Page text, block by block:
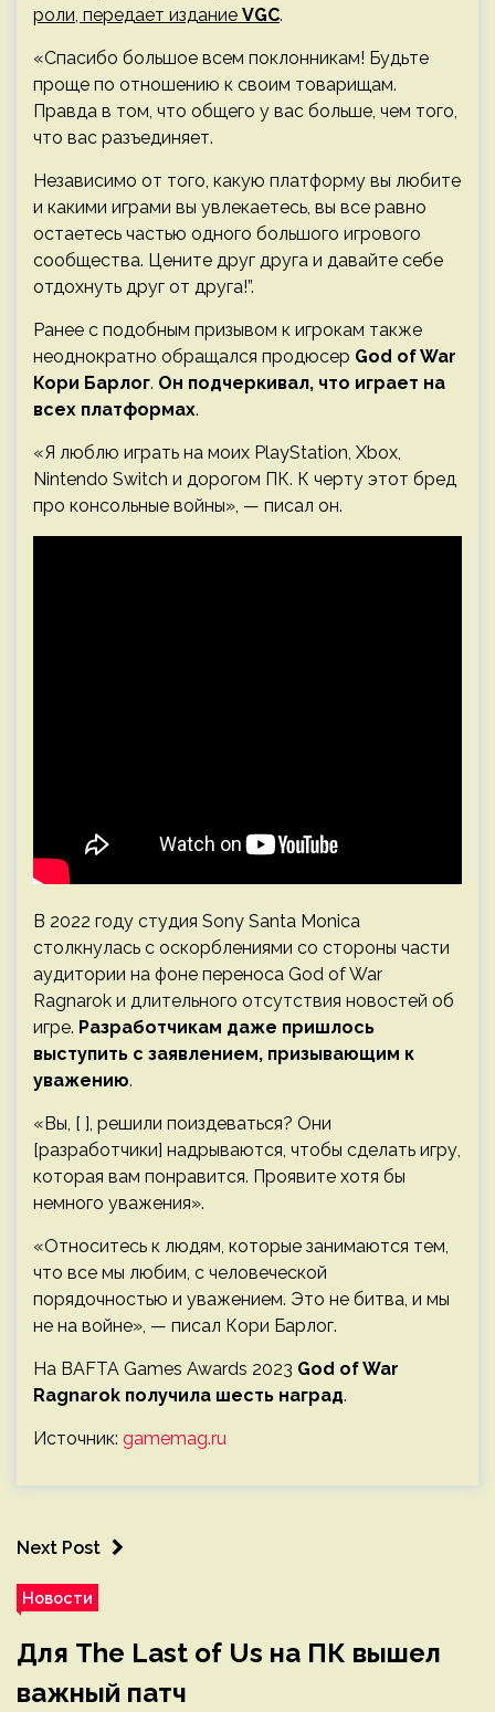
роли, передает издание VGC.
«Спасибо большое всем поклонникам! Будьте
проще по отношению к своим товарищам.
Правда в том, что общего у вас больше, чем того,
что вас разъединяет.
Независимо от того, какую платформу вы любите
и какими играми вы увлекаетесь, вы все равно
остаетесь частью одного большого игрового
сообщества. Цените друг друга и давайте себе
отдохнуть друг от друга!”.
Ранее с подобным призывом к игрокам также
неоднократно обращался продюсер God of War
Кори Барлог. Он подчеркивал, что играет на
всех платформах.
«Я люблю играть на моих PlayStation, Xbox,
Nintendo Switch и дорогом ПК. К черту этот бред
про консольные войны», — писал он.
В 2022 году студия Sony Santa Monica
столкнулась с оскорблениями со стороны части
аудитории на фоне переноса God of War
Ragnarok и длительного отсутствия новостей об
игре. Разработчикам даже пришлось
выступить с заявлением, призывающим к
уважению.
«Вы, [ ], решили поиздеваться? Они
[разработчики] надрываются, чтобы сделать игру,
которая вам понравится. Проявите хотя бы
немного уважения».
«Относитесь к людям, которые занимаются тем,
что все мы любим, с человеческой
порядочностью и уважением. Это не битва, и мы
не на войне», — писал Кори Барлог.
На BAFTA Games Awards 2023 God of War
Ragnarok получила шесть наград.
Источник: gamemag.ru
Next Post
Новости
Для The Last of Us на ПК вышел
важный патч